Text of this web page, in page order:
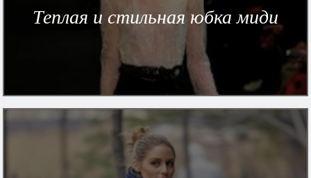
Теплая и стильная юбка миди